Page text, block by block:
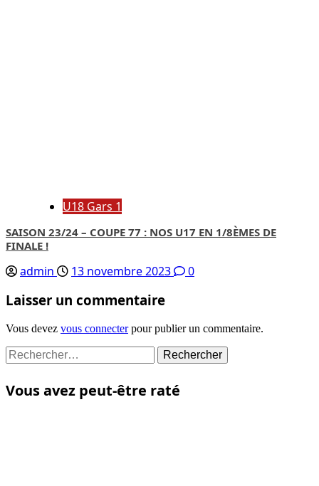
U18 Gars 1
SAISON 23/24 – COUPE 77 : NOS U17 EN 1/8ÈMES DE
FINALE !
admin 13 novembre 2023 0
Laisser un commentaire
Vous devez vous connecterpour publier un commentaire.
Rechercher :
Vous avez peut-être raté